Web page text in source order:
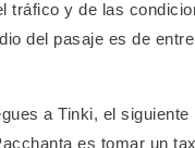
tráfico y de las
del pasaje es de
a Tinki, el siguiente
es tomar un